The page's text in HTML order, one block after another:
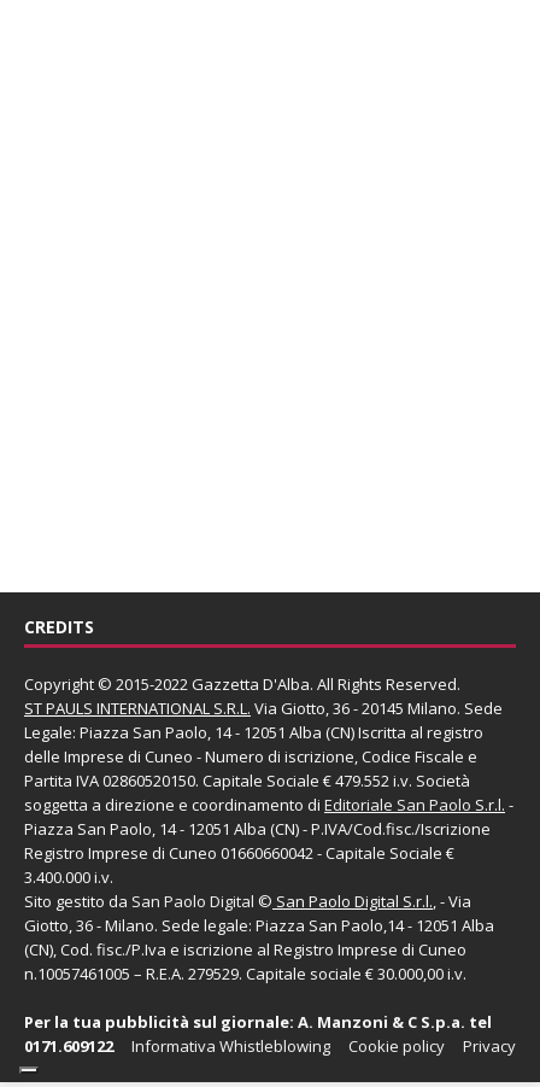
CREDITS
Copyright © 2015-2022 Gazzetta D'Alba. All Rights Reserved.
ST PAULS INTERNATIONAL S.R.L. Via Giotto, 36 - 20145 Milano. Sede
Legale: Piazza San Paolo, 14 - 12051 Alba (CN) Iscritta al registro
delle Imprese di Cuneo - Numero di iscrizione, Codice Fiscale e
Partita IVA 02860520150. Capitale Sociale € 479.552 i.v. Società
soggetta a direzione e coordinamento di Editoriale San Paolo S.r.l. -
Piazza San Paolo, 14 - 12051 Alba (CN) - P.IVA/Cod.fisc./Iscrizione
Registro Imprese di Cuneo 01660660042 - Capitale Sociale €
3.400.000 i.v.
Sito gestito da San Paolo Digital © San Paolo Digital S.r.l., - Via
Giotto, 36 - Milano. Sede legale: Piazza San Paolo,14 - 12051 Alba
(CN), Cod. fisc./P.Iva e iscrizione al Registro Imprese di Cuneo
n.10057461005 – R.E.A. 279529. Capitale sociale € 30.000,00 i.v.
Per la tua pubblicità sul giornale: A. Manzoni & C S.p.a. tel
0171.609122
Privacy
Cookie policy
Informativa Whistleblowing